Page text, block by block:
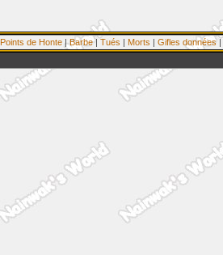
Points de Honte |Barbe| Tués | Morts | Gifles données |